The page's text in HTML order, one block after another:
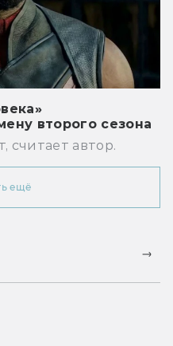
второго сезона
считает автор.
ещё